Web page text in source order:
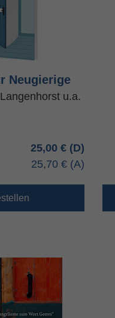
Neugierige
u.a.
25,00 €
25,70 €